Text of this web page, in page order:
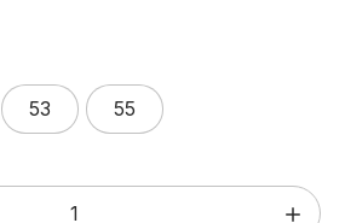
53 55